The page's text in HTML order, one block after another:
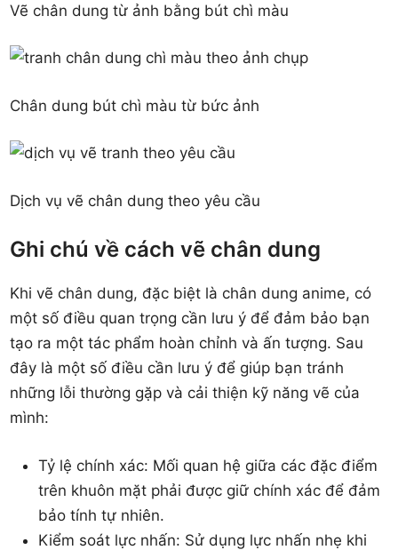
Vẽ chân dung từ ảnh bằng bút chì màu
Chân dung bút chì màu từ bức ảnh
Dịch vụ vẽ chân dung theo yêu cầu
Ghi chú về cách vẽ chân dung
Khi vẽ chân dung, đặc biệt là chân dung anime, có
một số điều quan trọng cần lưu ý để đảm bảo bạn
tạo ra một tác phẩm hoàn chỉnh và ấn tượng. Sau
đây là một số điều cần lưu ý để giúp bạn tránh
những lỗi thường gặp và cải thiện kỹ năng vẽ của
mình:
Tỷ lệ chính xác: Mối quan hệ giữa các đặc điểm
trên khuôn mặt phải được giữ chính xác để đảm
bảo tính tự nhiên.
Kiểm soát lực nhấn: Sử dụng lực nhấn nhẹ khi